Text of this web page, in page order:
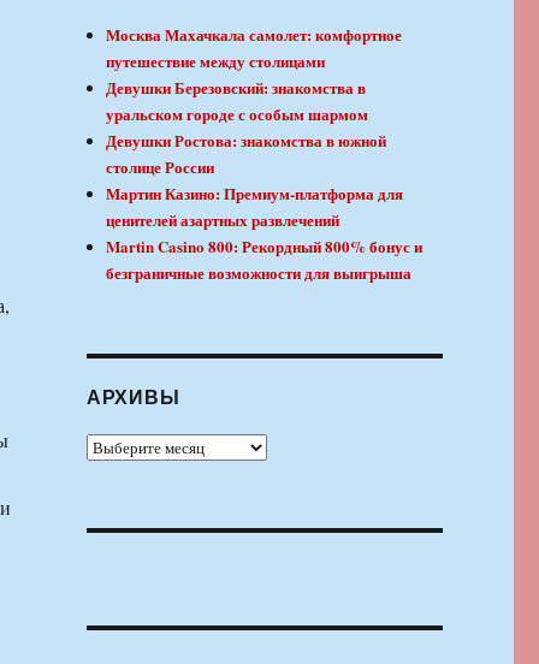
Москва Махачкала самолет: комфортное
путешествие между столицами
Девушки Березовский: знакомства в
уральском городе с особым шармом
Девушки Ростова: знакомства в южной
столице России
Мартин Казино: Премиум-платформа для
ценителей азартных развлечений
Martin Casino 800: Рекордный 800% бонус и
безграничные возможности для выигрыша
АРХИВЫ
Архивы